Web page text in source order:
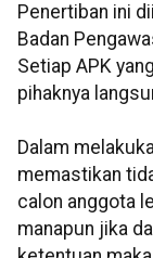
Penertiban ini
Badan
Setiap APK
pihaknya
Dalam
memastikan
calon anggota
manapun jika